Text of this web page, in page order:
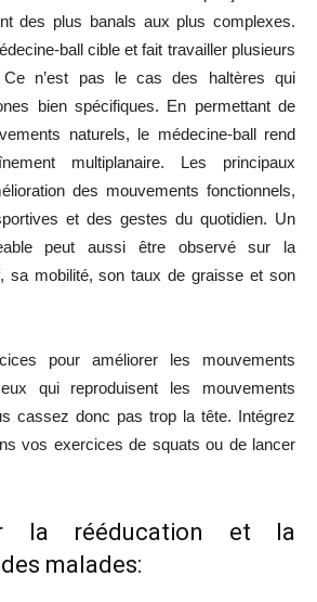
des plus banals aux plus complexes.
ball cible et fait travailler plusieurs
n’est pas le cas des haltères qui
bien spécifiques. En permettant de
naturels, le médecine-ball rend
multiplanaire. Les principaux
des mouvements fonctionnels,
et des gestes du quotidien. Un
peut aussi être observé sur la
sa mobilité, son taux de graisse et son
pour améliorer les mouvements
qui reproduisent les mouvements
cassez donc pas trop la tête. Intégrez
vos exercices de squats ou de lancer
la rééducation et la
malades: